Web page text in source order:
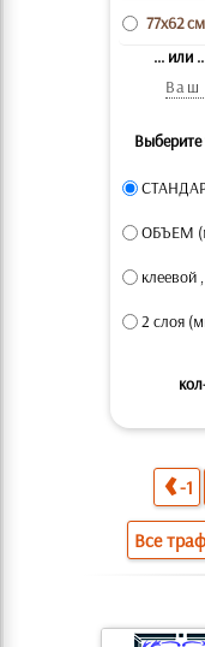
77x62 см
... или
Ваш
Выберите
ОБЪЕМ
клеевой
2 слоя
-1
Все